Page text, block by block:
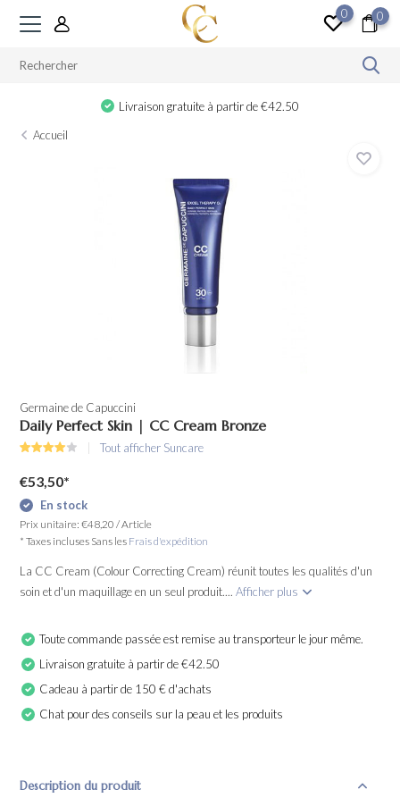
0 0
Livraison gratuite à partir de €42.50
Accueil
Germaine de Capuccini
Daily Perfect Skin | CC Cream Bronze
Tout afficher Suncare
€53,50*
En stock
Prix unitaire:€48,20 /Article
* Taxes incluses Sans les Frais d'expédition
La CC Cream (Colour Correcting Cream) réunit toutes les qualités d'un
soin et d'un maquillage en un seul produit....Afficher plus
Toute commande passée est remise au transporteur le jour même.
Livraison gratuite à partir de €42.50
Cadeau à partir de 150 € d'achats
Chat pour des conseils sur la peau et les produits
Description du produit